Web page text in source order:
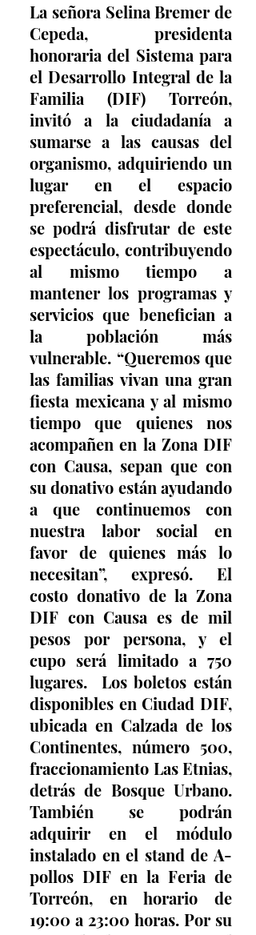
La señora Selina Bremer de
Cepeda, presidenta
honoraria del Sistema para
el Desarrollo Integral de la
Familia (DIF) Torreón,
invitó a la ciudadanía a
sumarse a las causas del
organismo, adquiriendo un
lugar en el espacio
preferencial, desde donde
se podrá disfrutar de este
espectáculo, contribuyendo
al mismo tiempo a
mantener los programas y
servicios que benefician a
la población más
vulnerable. “Queremos que
las familias vivan una gran
fiesta mexicana y al mismo
tiempo que quienes nos
acompañen en la Zona DIF
con Causa, sepan que con
su donativo están ayudando
a que continuemos con
nuestra labor social en
favor de quienes más lo
necesitan”, expresó. El
costo donativo de la Zona
DIF con Causa es de mil
pesos por persona, y el
cupo será limitado a 750
lugares.  Los boletos están
disponibles en Ciudad DIF,
ubicada en Calzada de los
Continentes, número 500,
fraccionamiento Las Etnias,
detrás de Bosque Urbano.
También se podrán
adquirir en el módulo
instalado en el stand de A-
pollos DIF en la Feria de
Torreón, en horario de
19:00 a 23:00 horas. Por su